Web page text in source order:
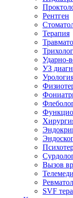
Рентген
Терапия
Ударно-
УЗ
Вызов
SVF